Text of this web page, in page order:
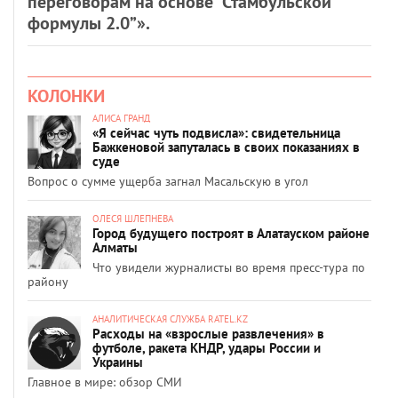
формулы 2.0”».
КОЛОНКИ
АЛИСА ГРАНД
«Я сейчас чуть подвисла»: свидетельница
Бажкеновой запуталась в своих показаниях в
суде
Вопрос о сумме ущерба загнал Масальскую в угол
ОЛЕСЯ ШЛЕПНЕВА
Город будущего построят в Алатауском районе
Алматы
Что увидели журналисты во время пресс-тура по
району
АНАЛИТИЧЕСКАЯ СЛУЖБА RATEL.KZ
Расходы на «взрослые развлечения» в
футболе, ракета КНДР, удары России и
Украины
Главное в мире: обзор СМИ